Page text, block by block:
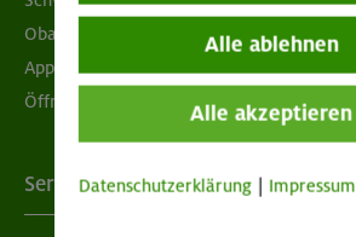
Obacht geben!
App "Mein DAV+"
Öffnungszeiten
Services
Alle ablehnen
Alle akzeptieren
Datenschutzerklärung Impressum